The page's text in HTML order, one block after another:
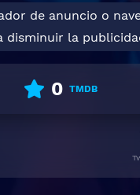
de anuncio o
disminuir la
0 TMDB